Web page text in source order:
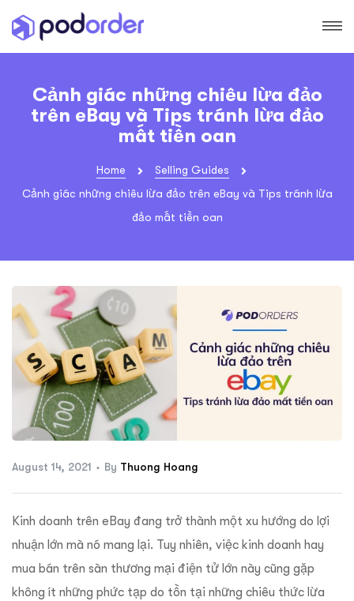
Cảnh giác những chiêu lừa đảo
trên eBay và Tips tránh lừa đảo
mất tiền oan
Home
Selling Guides
Cảnh giác những chiêu lừa đảo trên eBay và Tips tránh lừa
đảo mất tiền oan
August 14, 2021 By Thuong Hoang
Kinh doanh trên eBay đang trở thành một xu hướng do lợi
nhuận lớn mà nó mang lại. Tuy nhiên, việc kinh doanh hay
mua bán trên sàn thương mại điện tử lớn này cũng gặp
không ít những phức tạp do tồn tại những chiêu thức lừa